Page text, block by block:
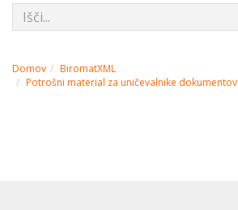
Domov
BiromatXML
Potrošni material za uničevalnike dokumentov